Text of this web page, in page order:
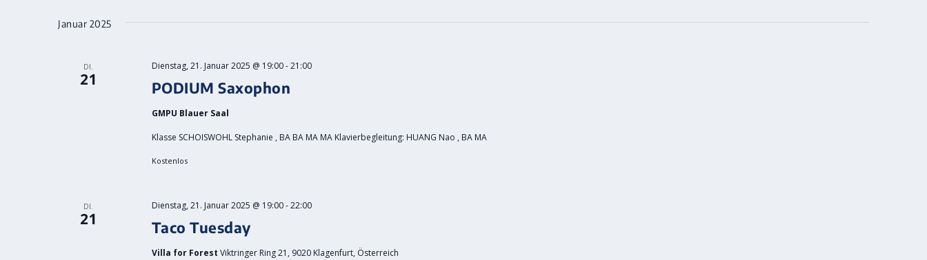
Januar 2025
DI.
21 PODIUM Saxophon
Dienstag, 21. Januar 2025 @ 19:00-21:00
GMPU Blauer Saal
Klasse SCHOISWOHL Stephanie , BA BA MA MA Klavierbegleitung: HUANG Nao , BA MA
Kostenlos
DI.
21 Taco Tuesday
Dienstag, 21. Januar 2025 @ 19:00-22:00
Villa for Forest Viktringer Ring 21, 9020 Klagenfurt, Österreich